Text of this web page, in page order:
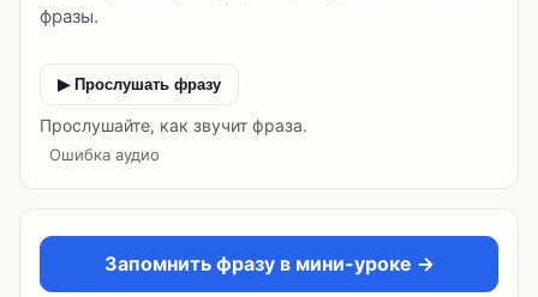
фразы.
▶ Прослушать фразу
Прослушайте, как звучит фраза.
Ошибка аудио
Запомнить фразу в мини-уроке →